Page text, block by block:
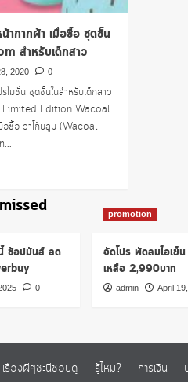
ากากผ้า เมื่อซื้อ ชุดชั้น
สำหรับเด็กสาว
2020 0
โมชั่น ชุดชั้นในสำหรับเด็กสาว
Limited Edition Wacoal
อ วาโก้บลูม (Wacoal
...
ช้อปมันส์ ลด
0
promotion
จัดโปร พัดลมไอเ
เหลือ 2,990บาท
admin April
เรื่องผีๆชะนีชอบดู รู้ไหม? การเงิน